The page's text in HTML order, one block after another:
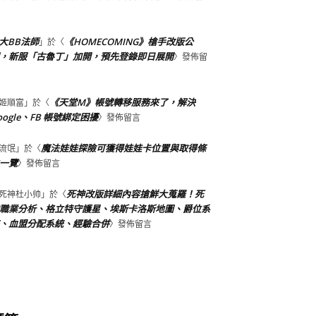
BB法師」於〈 《HOMECOMING》槍手改版公
新服「古魯丁」加開，預先登錄即日展開〉發佈留
順富 」於〈 《天堂M》帳號轉移服務來了，解決
、FB 帳號綁定困擾〉發佈留言
氓」於〈魔法娃娃探險可獲得娃娃卡位置與取得條
覽〉發佈留言
神杜小帅 」於〈死神改版詳細內容搶鮮大蒐羅！死
業分析、格立特守護星、埃斯卡洛斯地圖、爵位系
血盟分配系統、經驗合併〉發佈留言